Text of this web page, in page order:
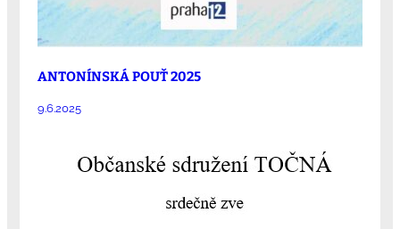
ANTONÍNSKÁ POUŤ 2025
9.6.2025